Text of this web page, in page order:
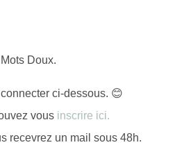
Doux.
ci-dessous. 😊
vous inscrire ici.
recevrez un mail sous 48h.